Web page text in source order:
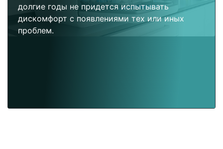
долгие годы не придется испытывать
дискомфорт с появлениями тех или иных
проблем.